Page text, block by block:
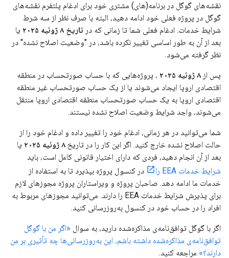
نقشه‌های گوگل در برنامه(های) مشتری خود برای ادغام پلتفرم نقشه‌های
گوگل در پروژه فعلی خود ادامه دهید، البته با صرف نظر از سه شرط
شرایط خدمات. ادغام فعلی شما تا زمانی که در تاریخ ۸ ژوئیه ۲۰۲۵
یا
بعد از آن به طور اساسی تغییر نکرده باشد، در "وضعیت اصلاح نشده" در
نظر گرفته می‌شود.
پس از ۸ ژوئیه ۲۰۲۵
، پروژه‌هایی که با حساب صورتحساب در منطقه
اقتصادی اروپا ایجاد می‌شوند یا از یک حساب صورتحساب غیر منطقه
اقتصادی اروپا به یک حساب صورتحساب منطقه اقتصادی اروپا منتقل
می‌شوند، واجد شرایط وضعیت اصلاح نشده نیستند.
شما می‌توانید در هر زمانی، ادغام خود را تغییر داده و ادغام خود را از
حالت اصلاح نشده خارج کنید. اگر این کار را در تاریخ ۸ ژوئیه ۲۰۲۵
یا
بعد از آن انجام دهید، فردی که دارای اختیار قانونی کامل است، باید
شرایط خدمات EEA را
در کنسول پروژه بپذیرد تا به استفاده از
خدمات ما ادامه دهد. صاحبان پروژه و ویراستاران پروژه مجوزهای لازم
برای پذیرش شرایط خدمات EEA را دارند. می‌توانید مجوزهای مربوط به
افراد را در حساب خود در کنسول به‌روزرسانی کنید.
اگر با گوگل توافق‌نامه‌ی مذاکره‌شده دارید، به سوال «اگر من با گوگل
توافق‌نامه‌ی مذاکره‌شده داشته باشم، این به‌روزرسانی‌ها چه تأثیری بر من
دارند؟» مراجعه کنید.